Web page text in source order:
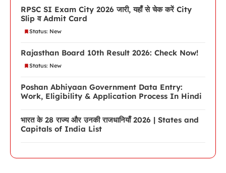
RPSC SI Exam City 2026 जारी, यहाँ से चेक करें City
Slip व Admit Card
Status: New
Rajasthan Board 10th Result 2026: Check Now!
Status: New
Poshan Abhiyaan Government Data Entry:
Work, Eligibility & Application Process In Hindi
भारत के 28 राज्य और उनकी राजधानियाँ 2026 | States and
Capitals of India List